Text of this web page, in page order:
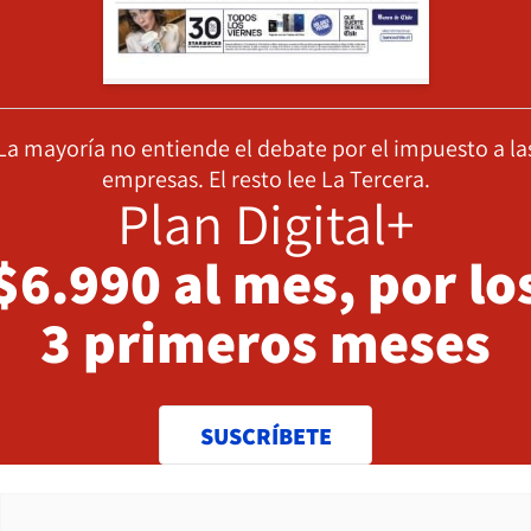
mayoría no entiende el debate por el impuesto a
empresas. El resto lee La Tercera.
Plan Digital+
al mes, por
3 primeros meses
SUSCRÍBETE